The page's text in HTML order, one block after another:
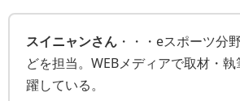
スイニャンさん ・・・eスポーツ分
どを担当。WEBメディアで取材・
躍している。